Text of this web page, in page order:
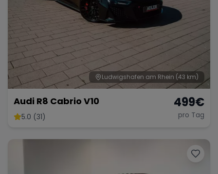
Ludwigshafen am Rhein (43 km)
Audi R8 Cabrio V10
5.0 (31)
499€
pro Tag